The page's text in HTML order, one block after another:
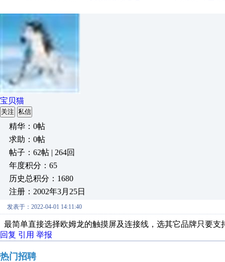
宝贝猫
关注 私信
精华：0帖
求助：0帖
帖子：62帖 | 264回
年度积分：65
历史总积分：1680
注册：2002年3月25日
发表于：2022-04-01 14:11:40
最简单直接选择欧姆龙的触摸屏及连接线，选其它品牌只要支
回复 引用 举报
热门招聘